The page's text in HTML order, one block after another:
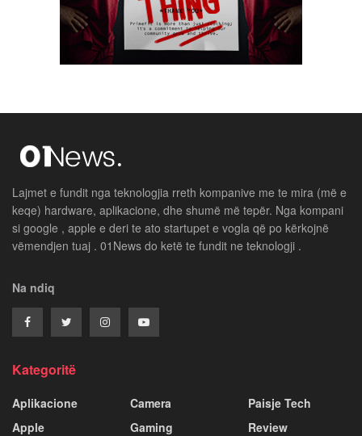
Lajmet e fundit nga teknologjia rreth kompanive me te mira (më e
keqe) hardware, aplikacione, dhe shumë më tepër. Nga kompani
si google , apple e deri te ato startupet e vogla që po kërkojnë
vëmendjen tuaj . 01News do ketë te fundit ne teknologji .
Na ndiq
Kategoritë
Aplikacione
Apple
Camera
Gaming
Paisje Tech
Review